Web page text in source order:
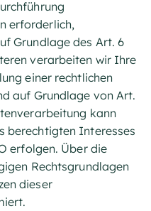
erforderlich,
Grundlage des Art. 6
verarbeiten wir Ihre
einer rechtlichen
auf Grundlage von Art.
kann
berechtigten Interesses
erfolgen. Über die
Rechtsgrundlagen
dieser